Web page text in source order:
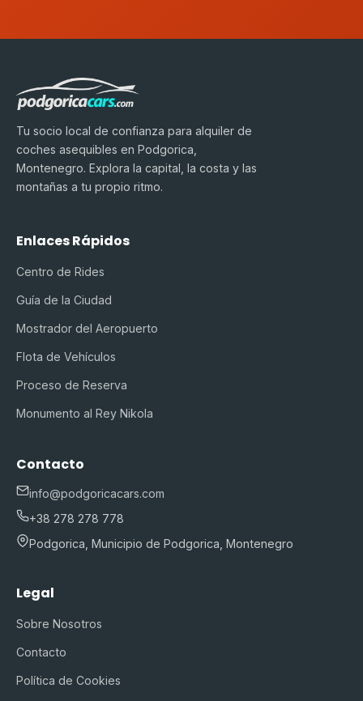
Tu socio local de confianza para alquiler de
coches asequibles en Podgorica,
Montenegro. Explora la capital, la costa y las
montañas a tu propio ritmo.
Enlaces Rápidos
Centro de Rides
Guía de la Ciudad
Mostrador del Aeropuerto
Flota de Vehículos
Proceso de Reserva
Monumento al Rey Nikola
Contacto
info@podgoricacars.com
+38 278 278 778
Podgorica, Municipio de Podgorica, Montenegro
Legal
Sobre Nosotros
Contacto
Política de Cookies